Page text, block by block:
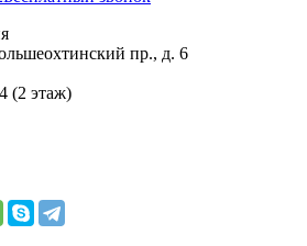
пр., д. 6
(2 этаж)